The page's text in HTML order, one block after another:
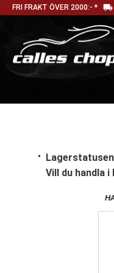
FRI FRAKT ÖVER 2000:- * local_shipping
Vill du handla i